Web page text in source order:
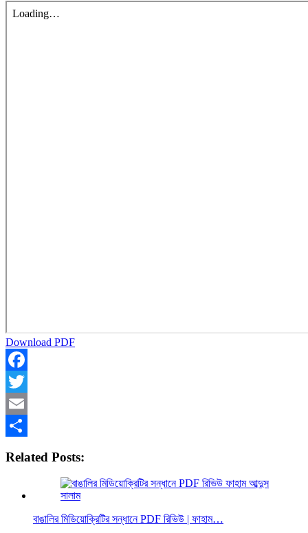
Download PDF
Facebook
Twitter
Email
Related Posts:
বাঙালির মিডিয়োক্রিটির সন্ধানে PDF রিভিউ | ফাহাম…